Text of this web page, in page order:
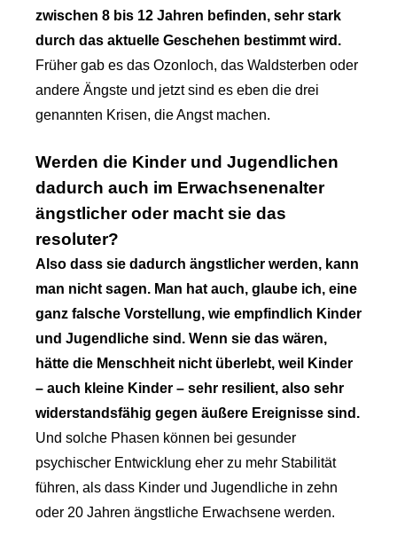
zwischen 8 bis 12 Jahren befinden, sehr stark
durch das aktuelle Geschehen bestimmt wird.
Früher gab es das Ozonloch, das Waldsterben oder
andere Ängste und jetzt sind es eben die drei
genannten Krisen, die Angst machen.
Werden die Kinder und Jugendlichen
dadurch auch im Erwachsenenalter
ängstlicher oder macht sie das
resoluter?
Also dass sie dadurch ängstlicher werden, kann
man nicht sagen. Man hat auch, glaube ich, eine
ganz falsche Vorstellung, wie empfindlich Kinder
und Jugendliche sind. Wenn sie das wären,
hätte die Menschheit nicht überlebt, weil Kinder
– auch kleine Kinder – sehr resilient, also sehr
widerstandsfähig gegen äußere Ereignisse sind.
Und solche Phasen können bei gesunder
psychischer Entwicklung eher zu mehr Stabilität
führen, als dass Kinder und Jugendliche in zehn
oder 20 Jahren ängstliche Erwachsene werden.